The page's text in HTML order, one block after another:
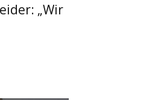
„Wir